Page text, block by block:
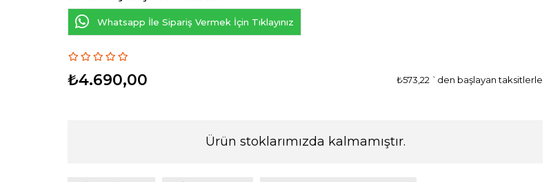
Whatsapp İle Sipariş Vermek İçin Tıklayınız
₺4.690,00 ₺573,22 `den başlayan taksitlerle
Ürün stoklarımızda kalmamıştır.